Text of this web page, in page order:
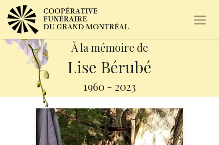
À la mémoire de
Lise Bérubé
1960 - 2023